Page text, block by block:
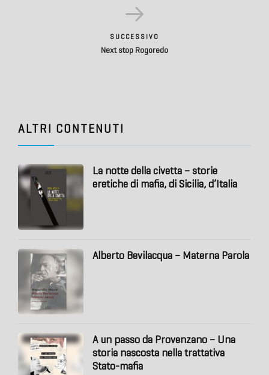
SUCCESSIVO
Next stop Rogoredo
ALTRI CONTENUTI
La notte della civetta – storie
eretiche di mafia, di Sicilia, d’Italia
Alberto Bevilacqua – Materna Parola
A un passo da Provenzano – Una
storia nascosta nella trattativa
Stato-mafia